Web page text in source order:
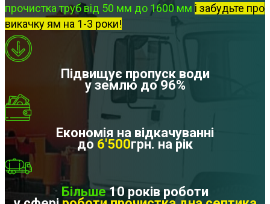
прочистка труб від 50 мм до 1600 мм і забудьте про
викачку ям на 1-3 роки!
Підвищує пропуск води
у землю до 96%
Економія на відкачуванні
до 6'500грн. на рік
Більше10 років роботи